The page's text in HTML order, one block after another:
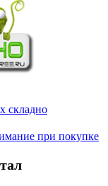
складно
при покупке